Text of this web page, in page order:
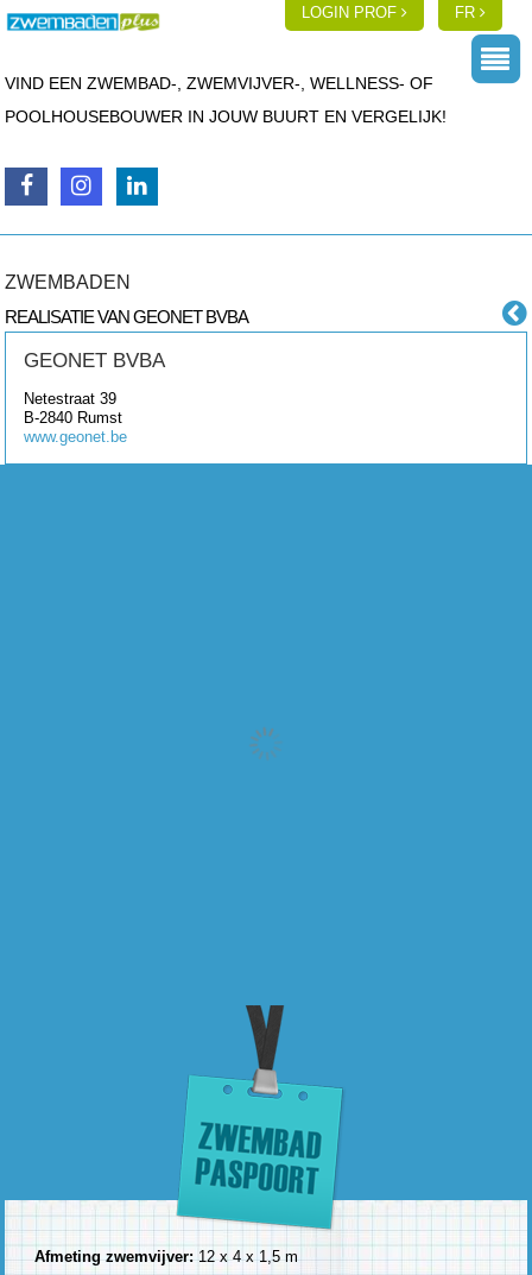
LOGIN PROF FR
VIND EEN ZWEMBAD-, ZWEMVIJVER-, WELLNESS- OF
POOLHOUSEBOUWER IN JOUW BUURT EN VERGELIJK!
ZWEMBADEN
REALISATIE VAN GEONET BVBA
GEONET BVBA
Netestraat 39
B-2840 Rumst
www.geonet.be
Afmeting zwemvijver:12 x 4 x 1,5 m